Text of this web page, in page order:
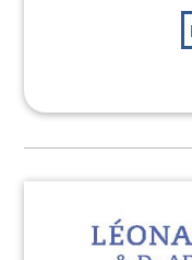
voie pour retrouver
sentiment d’un
son de la présence
l’individu dans ce